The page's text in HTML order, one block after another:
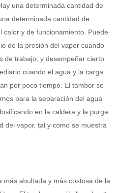
una determinada cantidad de
determinada cantidad de
calor y de funcionamiento. Puede
de la presión del vapor cuando
de trabajo, y desempeñar cierto
cuando el agua y la carga
por poco tiempo. El tambor se
para la separación del agua
en la caldera y la purga
del vapor, tal y como se muestra
más abultada y más costosa de la